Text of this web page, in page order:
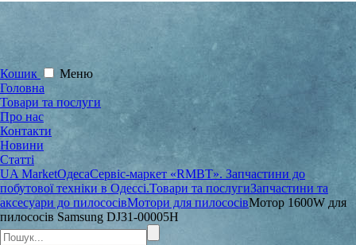
Кошик
Меню
Головна
Товари та послуги
Про нас
Контакти
Новини
Статті
UA MarketОдесаСервіс-маркет «RMBT». Запчастини до
побутової техніки в Одессі.Товари та послугиЗапчастини та
аксесуари до пилососівМотори для пилососівМотор 1600W для
пилососів Samsung DJ31-00005H